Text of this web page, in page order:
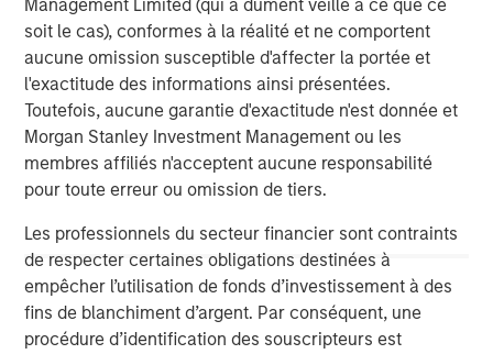
Management Limited (qui a dûment veillé à ce que ce
soit le cas), conformes à la réalité et ne comportent
aucune omission susceptible d'affecter la portée et
l'exactitude des informations ainsi présentées.
Toutefois, aucune garantie d'exactitude n'est donnée et
Morgan Stanley Investment Management ou les
membres affiliés n'acceptent aucune responsabilité
pour toute erreur ou omission de tiers.
Les professionnels du secteur financier sont contraints
de respecter certaines obligations destinées à
empêcher l’utilisation de fonds d’investissement à des
fins de blanchiment d’argent. Par conséquent, une
procédure d’identification des souscripteurs est
Analyses mises en avant
ARTICLE